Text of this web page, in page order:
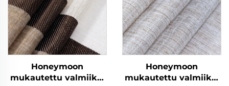
Honeymoon
mukautettu valmiiksi
Honeymoon
mukautettu valmiiksi